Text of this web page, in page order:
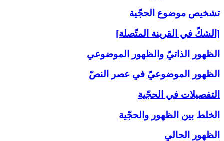
تشخيص موضوع الحجّية
[الشكّ في القرينة المتّصلة]
الظهور الذاتيّ والظهور الموضوعي
الظهور الموضوعيّ في عصر النصّ
التفصيلات في الحجّية
الخلط بين الظهور والحجّية
الظهور الحالي